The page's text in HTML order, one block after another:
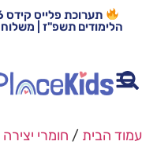
עמוד הבית / חומרי יצירה